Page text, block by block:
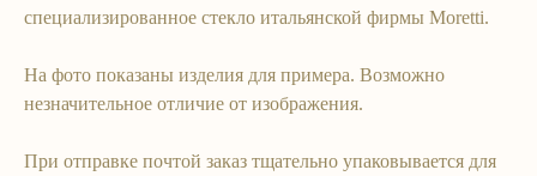
специализированное стекло итальянской фирмы Moretti.
На фото показаны изделия для примера. Возможно
незначительное отличие от изображения.
При отправке почтой заказ тщательно упаковывается для